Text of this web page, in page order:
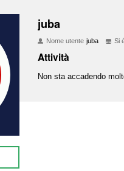
juba
Nome utente juba Si
Attività
Non sta accadendo